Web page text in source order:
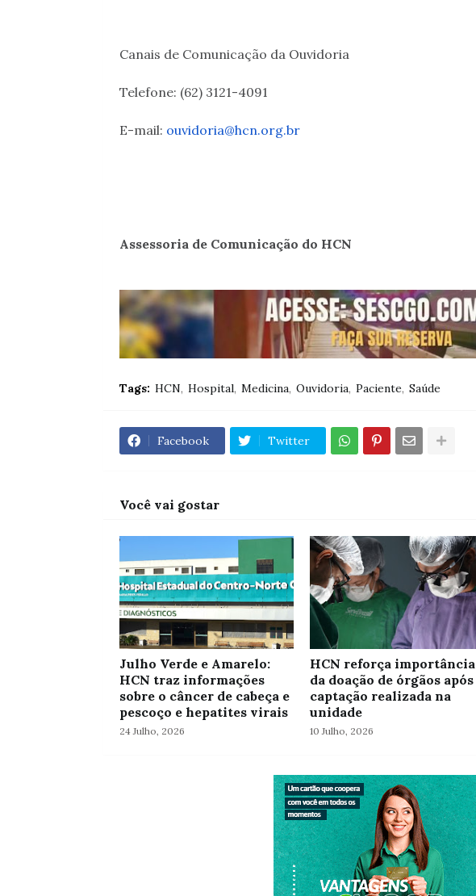
Canais de Comunicação da Ouvidoria
Telefone: (62) 3121-4091
E-mail: ouvidoria@hcn.org.br
Assessoria de Comunicação do HCN
Tags: HCN Hospital Medicina Ouvidoria Paciente Saúde
Facebook Twitter
Você vai gostar
Julho Verde e Amarelo:
HCN traz informações
sobre o câncer de cabeça e
pescoço e hepatites virais
24 Julho, 2026
HCN reforça importância
da doação de órgãos após
captação realizada na
unidade
10 Julho, 2026